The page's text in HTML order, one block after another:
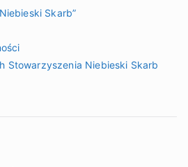
Skarb”
Stowarzyszenia Niebieski Skarb